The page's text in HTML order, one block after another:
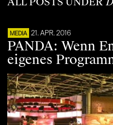
MEDIA 21. APR. 2016
PANDA: Wenn
eigenes